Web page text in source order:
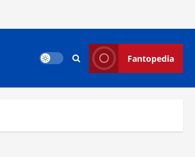
Fantopedia